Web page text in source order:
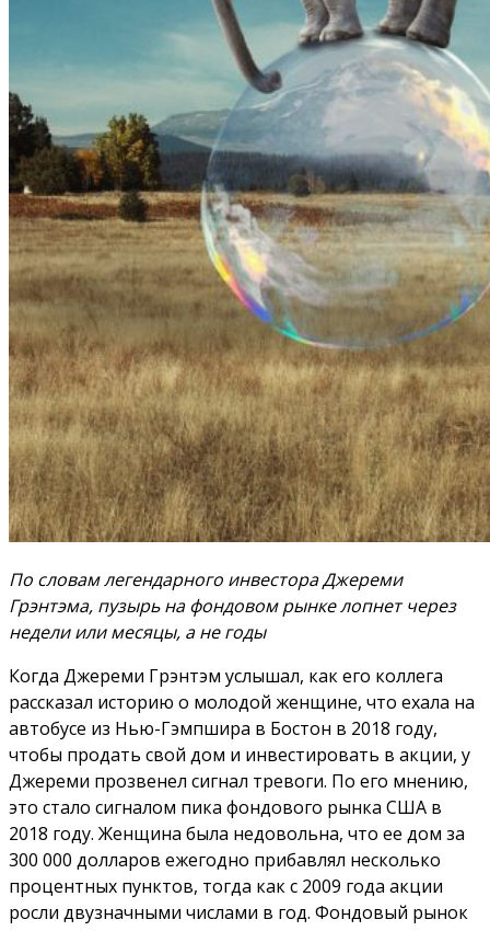
По словам легендарного инвестора Джереми
Грэнтэма, пузырь на фондовом рынке лопнет через
недели или месяцы, а не годы
Когда Джереми Грэнтэм услышал, как его коллега
рассказал историю о молодой женщине, что ехала на
автобусе из Нью-Гэмпшира в Бостон в 2018 году,
чтобы продать свой дом и инвестировать в акции, у
Джереми прозвенел сигнал тревоги. По его мнению,
это стало сигналом пика фондового рынка США в
2018 году. Женщина была недовольна, что ее дом за
300 000 долларов ежегодно прибавлял несколько
процентных пунктов, тогда как с 2009 года акции
росли двузначными числами в год. Фондовый рынок